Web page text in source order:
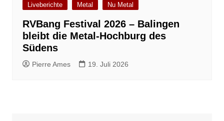
Liveberichte
Metal Nu Metal
RVBang Festival 2026 – Balingen
bleibt die Metal-Hochburg des
Südens
Pierre Ames 19. Juli 2026